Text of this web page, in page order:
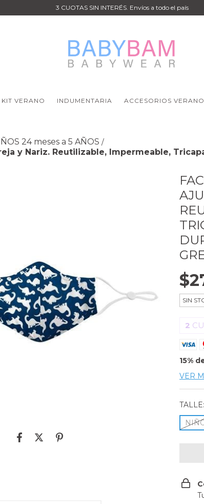
3 CUOTAS SIN INTERÉS. Envíos a todo el país
KIT VERANO INDUMENTARIA ACCESORIOS VERANO
24 meses a 5 AÑOS /
y Nariz. Reutilizable, Impermeable,
SIN
2
15%
VER
TALLE: